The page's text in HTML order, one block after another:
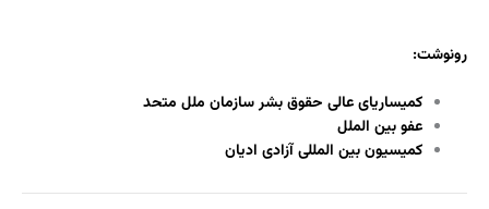
رونوشت:
کمیساریای عالی حقوق بشر سازمان ملل متحد
عفو بین الملل
کمیسیون بین المللی آزادی ادیان